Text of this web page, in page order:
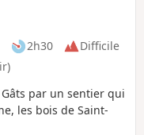
2h30
Difficile
par un sentier qui
les bois de Saint-